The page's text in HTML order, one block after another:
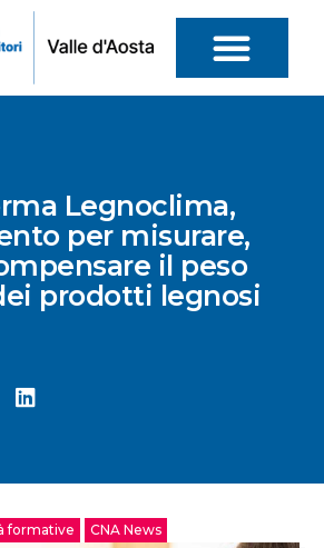
Legnoclima,
per misurare,
il peso
prodotti legnosi
formative CNA News